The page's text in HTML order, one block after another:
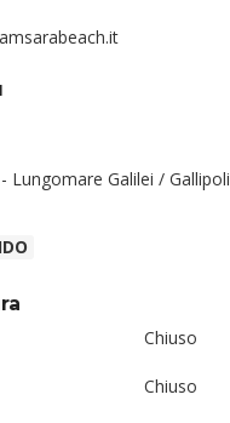
Lungomare Galilei / Gallipoli
Chiuso
Chiuso